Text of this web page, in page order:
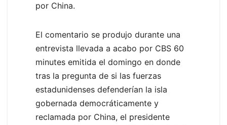
por China.
El comentario se produjo durante una
entrevista llevada a acabo por CBS 60
minutes emitida el domingo en donde
tras la pregunta de si las fuerzas
estadunidenses defenderían la isla
gobernada democráticamente y
reclamada por China, el presidente